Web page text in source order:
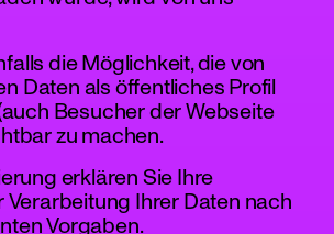
die Möglichkeit, die von
Daten als öffentliches Profil
Besucher der Webseite
zu machen.
erklären Sie Ihre
Verarbeitung Ihrer Daten nach
Vorgaben.